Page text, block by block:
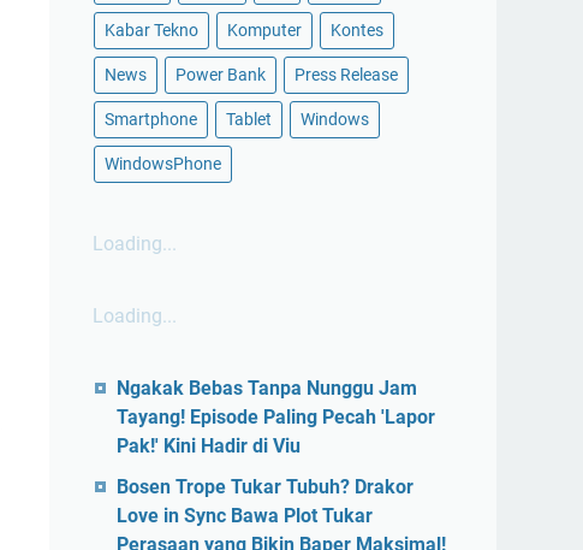
Kabar Tekno Komputer Kontes
News Power Bank Press Release
Smartphone Tablet Windows
WindowsPhone
Loading...
Loading...
Ngakak Bebas Tanpa Nunggu Jam
Tayang! Episode Paling Pecah 'Lapor
Pak!' Kini Hadir di Viu
Bosen Trope Tukar Tubuh? Drakor
Love in Sync Bawa Plot Tukar
Perasaan yang Bikin Baper Maksimal!